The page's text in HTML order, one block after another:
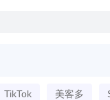
TikTok 美客多